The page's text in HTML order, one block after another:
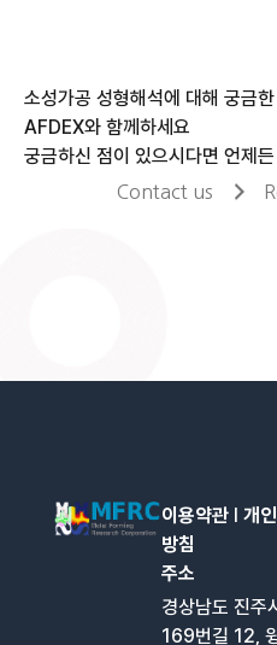
소성가공 성형해석에 대해 궁금
AFDEX와 함께하세요
궁금하신 점이 있으시다면 언제
Contact us
이용약관 l개
방침
주소
경상남도 진주
169번길 12,